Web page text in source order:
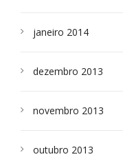
janeiro 2014
dezembro 2013
novembro 2013
outubro 2013